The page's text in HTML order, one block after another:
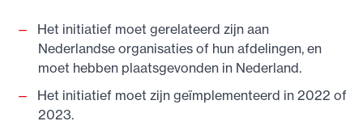
Het initiatief moet gerelateerd zijn aan
Nederlandse organisaties of hun afdelingen, en
moet hebben plaatsgevonden in Nederland.
Het initiatief moet zijn geïmplementeerd in 2022 of
2023.